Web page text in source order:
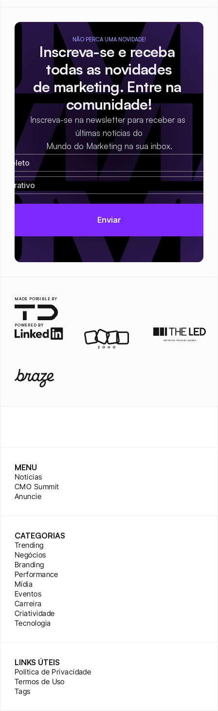
NÃO PERCA UMA NOVIDADE!
Inscreva-se e receba
todas as novidades
de marketing. Entre na
comunidade!
Inscreva-se na newsletter para receber as
últimas notícias do
Mundo do Marketing na sua inbox.
MADE POSSIBLE BY
POWERED BY
MENU
Notícias
CMO Summit
Anuncie
CATEGORIAS
Trending
Negócios
Branding
Performance
Mídia
Eventos
Carreira
Criatividade
Tecnologia
LINKS ÚTEIS
Política de Privacidade
Termos de Uso
Tags